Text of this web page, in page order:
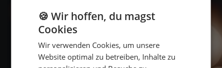
bis
🍪 Wir hoffen, du magst
Cookies
Wir verwenden Cookies, um unsere
Website optimal zu betreiben, Inhalte zu